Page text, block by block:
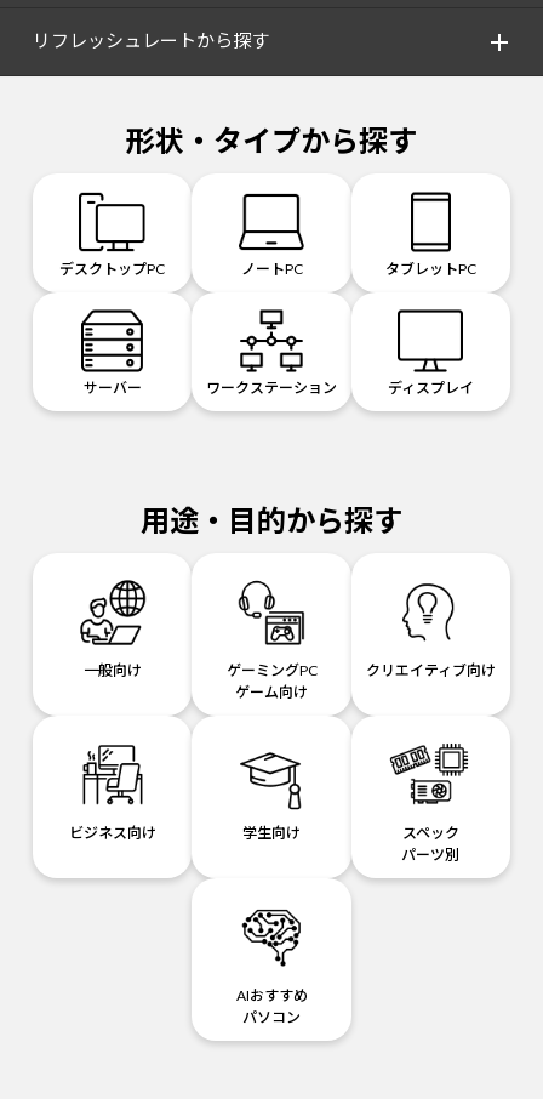
リフレッシュレートから探す
形状・タイプから探す
デスクトップPC ノートPC タブレットPC
サーバー ワークステーション ディスプレイ
用途・目的から探す
一般向け
ゲーミングPC
ゲーム向け
クリエイティブ向け
ビジネス向け 学生向け
スペック
パーツ別
AIおすすめ
パソコン